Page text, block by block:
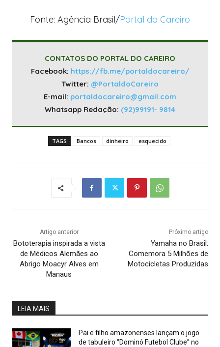
Fonte: Agência Brasil/Portal do Careiro
CONTATOS DO PORTAL DO CAREIRO
Facebook: https://fb.me/portaldocareiro/
Twitter: @PortaldoCareiro
E-mail: portaldocareiro@gmail.com
Whatsapp Redação: (92)99191- 9814
TAGS Bancos dinheiro esquecido
Artigo anterior
Bototerapia inspirada a vista
de Médicos Alemães ao
Abrigo Moacyr Alves em
Manaus
Próximo artigo
Yamaha no Brasil:
Comemora 5 Milhões de
Motocicletas Produzidas
LEIA MAIS
Pai e filho amazonenses lançam o jogo
de tabuleiro “Dominó Futebol Clube” no